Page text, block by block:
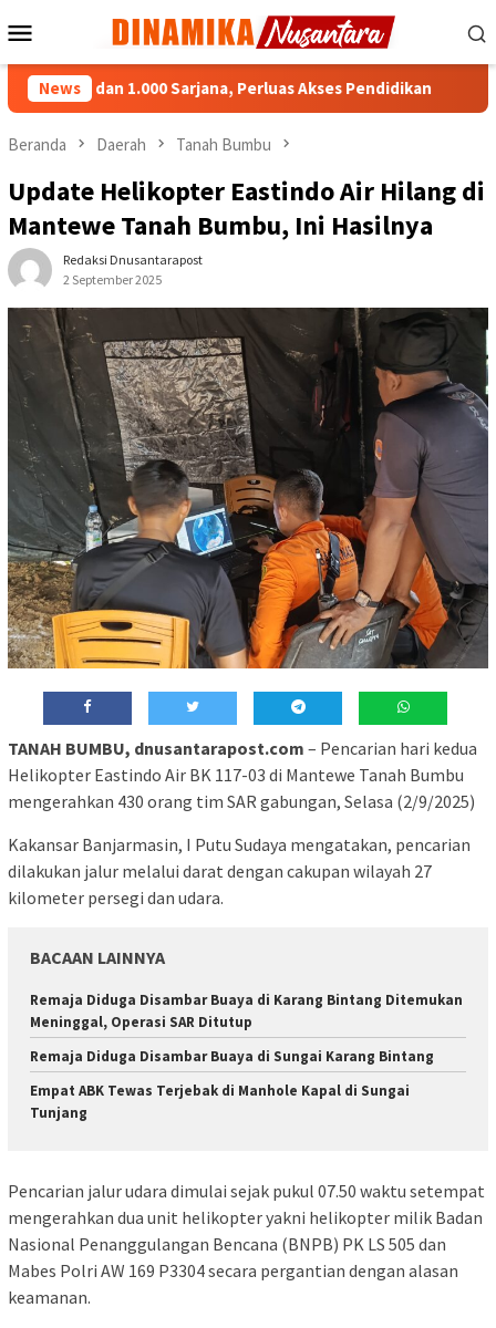
ke
Mobile
News
dan 1.000 Sarjana, Perluas Akses Pendidikan DPRD
Beranda Daerah Tanah Bumbu
Update Helikopter Eastindo Air Hilang di
Mantewe Tanah Bumbu, Ini Hasilnya
Redaksi Dnusantarapost
2 September 2025
TANAH BUMBU, dnusantarapost.com – Pencarian hari kedua
Helikopter Eastindo Air BK 117-03 di Mantewe Tanah Bumbu
mengerahkan 430 orang tim SAR gabungan, Selasa (2/9/2025)
Kakansar Banjarmasin, I Putu Sudaya mengatakan, pencarian
dilakukan jalur melalui darat dengan cakupan wilayah 27
kilometer persegi dan udara.
BACAAN LAINNYA
Remaja Diduga Disambar Buaya di Karang Bintang Ditemukan
Meninggal, Operasi SAR Ditutup
Remaja Diduga Disambar Buaya di Sungai Karang Bintang
Empat ABK Tewas Terjebak di Manhole Kapal di Sungai
Tunjang
Pencarian jalur udara dimulai sejak pukul 07.50 waktu setempat
mengerahkan dua unit helikopter yakni helikopter milik Badan
Nasional Penanggulangan Bencana (BNPB) PK LS 505 dan
Mabes Polri AW 169 P3304 secara pergantian dengan alasan
keamanan.